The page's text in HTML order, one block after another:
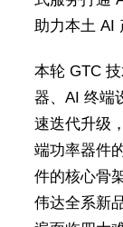
助力本土 AI
本轮 GTC
器、AI 终端
速迭代升级
端功率器件
件的核心骨
伟达全系新